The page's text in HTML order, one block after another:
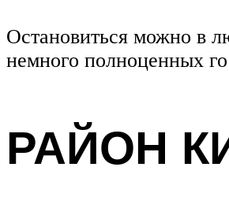
Остановиться можно в
немного полноценных
РАЙОН